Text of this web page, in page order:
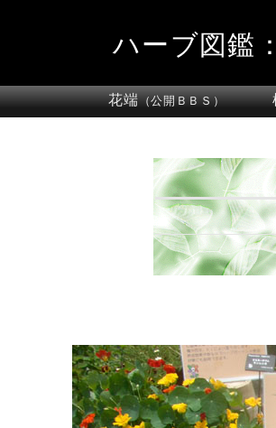
ハーブ図鑑
花端（公開ＢＢＳ）